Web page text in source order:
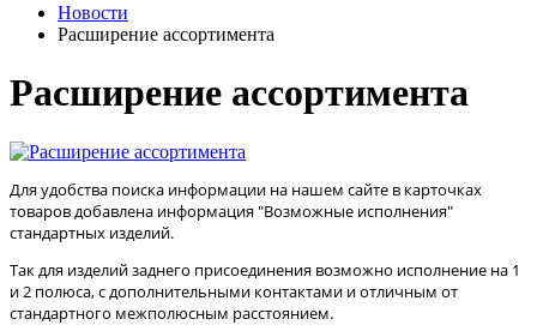
Новости
Расширение ассортимента
Расширение ассортимента
Для удобства поиска информации на нашем сайте в карточках
товаров добавлена информация "Возможные исполнения"
стандартных изделий.
Так для изделий заднего присоединения возможно исполнение на 1
и 2 полюса, с дополнительными контактами и отличным от
стандартного межполюсным расстоянием.